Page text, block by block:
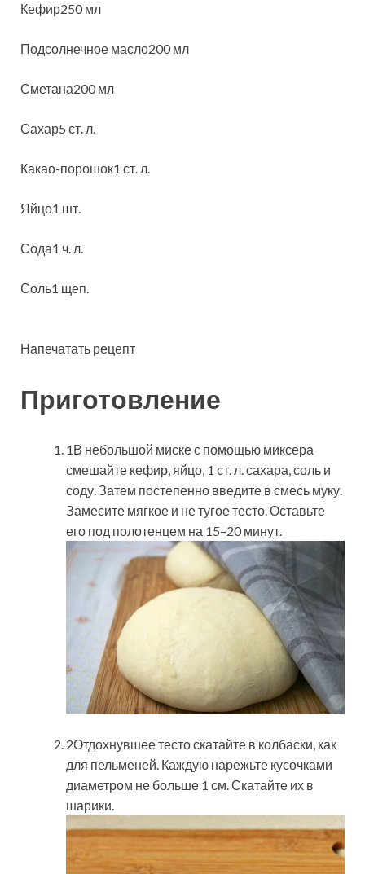
Кефир250 мл
Подсолнечное масло200 мл
Сметана200 мл
Сахар5 ст. л.
Какао-порошок1 ст. л.
Яйцо1 шт.
Сода1 ч. л.
Соль1 щеп.
Напечатать рецепт
Приготовление
1В небольшой миске с помощью миксера
смешайте кефир, яйцо, 1 ст. л. сахара, соль и
соду. Затем постепенно введите в смесь муку.
Замесите мягкое и не тугое тесто. Оставьте
его под полотенцем на 15–20 минут.
2Отдохнувшее тесто скатайте в колбаски, как
для пельменей. Каждую нарежьте кусочками
диаметром не больше 1 см. Скатайте их в
шарики.